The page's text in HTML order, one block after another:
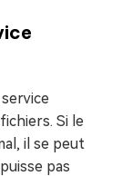
Si le
il se peut
pas